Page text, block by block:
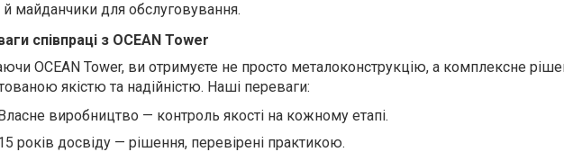
й майданчики для обслуговування.
співпраці з OCEAN Tower
OCEAN Tower, ви отримуєте не просто металоконструкцію, а комплексне
якістю та надійністю. Наші переваги:
виробництво — контроль якості на кожному етапі.
років досвіду — рішення, перевірені практикою.